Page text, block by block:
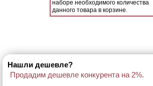
наборе необходимого количества
данного товара в корзине.
Нашли дешевле?
Продадим дешевле конкурента на 2%.